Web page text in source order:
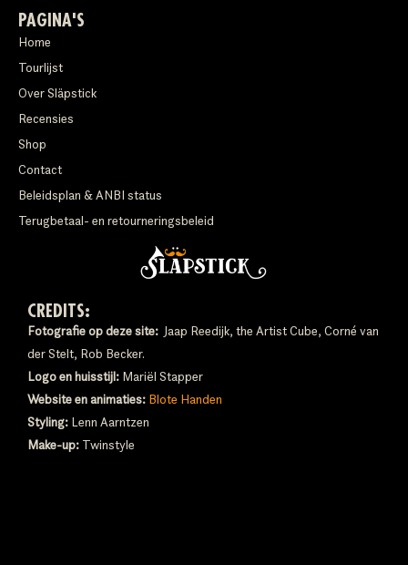
PAGINA'S
Home
Tourlijst
Over Släpstick
Recensies
Shop
Contact
Beleidsplan & ANBI status
Terugbetaal- en retourneringsbeleid
CREDITS:
Fotografie op deze site: Jaap Reedijk, the Artist Cube, Corné van
der Stelt, Rob Becker.
Logo en huisstijl: Mariël Stapper
Website en animaties: Blote Handen
Styling: Lenn Aarntzen
Make-up: Twinstyle